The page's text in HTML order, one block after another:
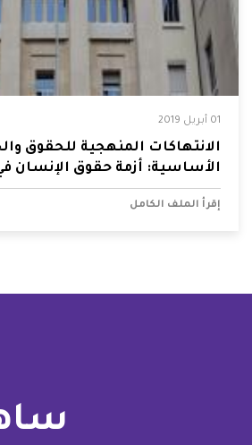
01 أبريل 2019
الانتهاكات المنهجية للحقوق
الأساسية: أزمة حقوق الإنسان
إقرأ الملف الكامل